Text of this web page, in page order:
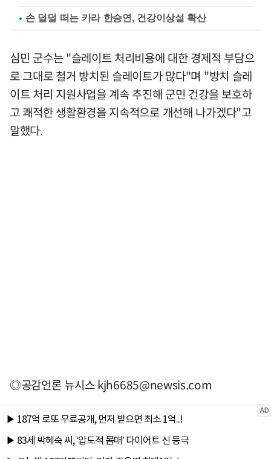
손 덜덜 떠는 카라 한승연, 건강이상설 확산
심민 군수는 "슬레이트 처리비용에 대한 경제적 부담으
로 그대로 철거 방치된 슬레이트가 많다"며 "방치 슬레
이트 처리 지원사업을 계속 추진해 군민 건강을 보호하
고 쾌적한 생활환경을 지속적으로 개선해 나가겠다"고
말했다.
◎공감언론 뉴시스kjh6685@newsis.com